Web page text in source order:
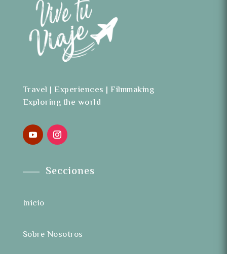
Travel | Experiences | Filmmaking
Exploring the world
Secciones
Inicio
Sobre Nosotros